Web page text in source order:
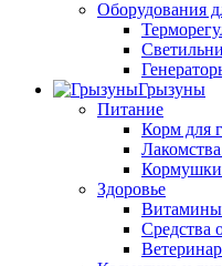
Оборудования
Грызуны
Питание
Корм для
Здоровье
Витамины
Средства